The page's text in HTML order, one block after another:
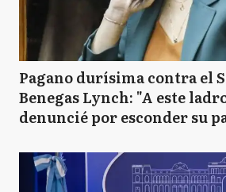
Pagano durísima contra el
Benegas Lynch: "A este
denuncié por esconder su